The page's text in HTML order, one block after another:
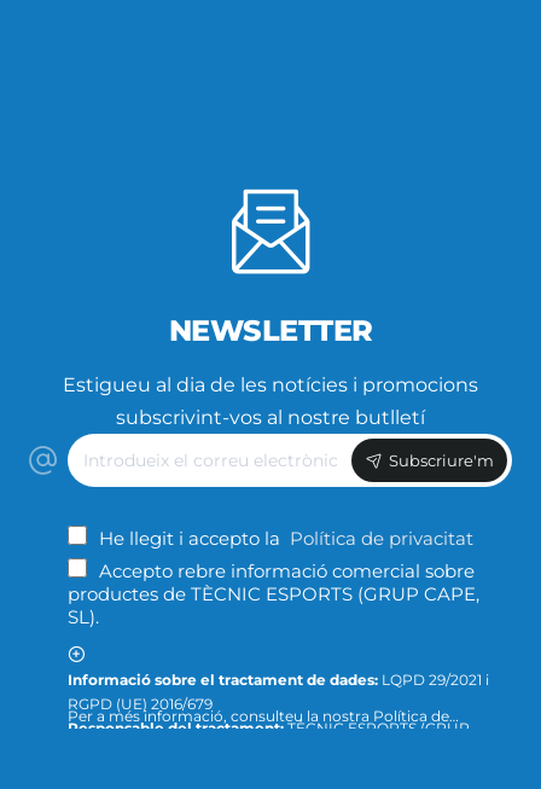
NEWSLETTER
Estigueu al dia de les notícies i promocions
subscrivint-vos al nostre butlletí
Introdueix
el
correu
Subscriure'm
He llegit i accepto la Política de privacitat
Accepto rebre informació comercial sobre
productes de TÈCNIC ESPORTS (GRUP CAPE,
SL).
Informació sobre el tractament de dades: LQPD 29/2021 i
RGPD (UE) 2016/679
Responsable del tractament:TÈCNIC ESPORTS (GRUP
Per a més informació, consulteu la nostra Política de